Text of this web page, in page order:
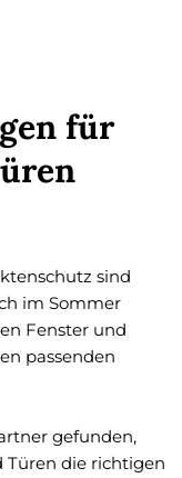
für
sind
im Sommer
Fenster und
passenden
gefunden,
Türen die richtigen